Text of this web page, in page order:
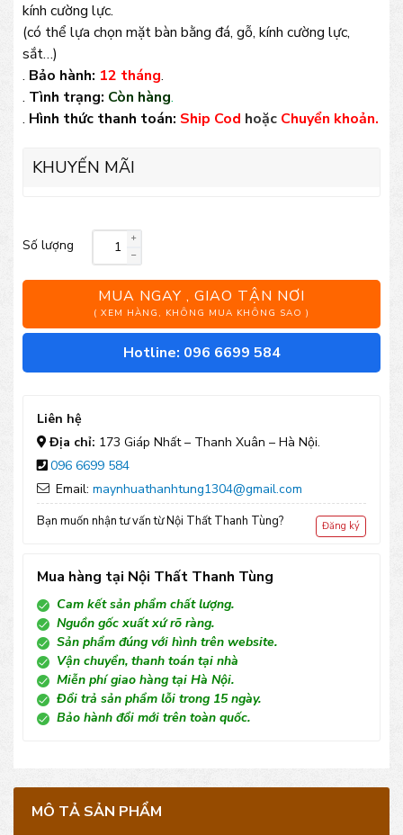
kính cường lực.
(có thể lựa chọn mặt bàn bằng đá, gỗ, kính cường lực,
sắt…)
. Bảo hành: 12 tháng.
. Tình trạng: Còn hàng.
. Hình thức thanh toán: Ship Cod hoặc Chuyển khoản.
KHUYẾN MÃI
Số lượng
Bàn
chân
sắt
thuật
số
lượng
MUA NGAY , GIAO TẬN NƠI
( XEM HÀNG, KHÔNG MUA KHÔNG SAO )
Hotline: 096 6699 584
Liên hệ
Địa chỉ: 173 Giáp Nhất – Thanh Xuân – Hà Nội.
096 6699 584
Email: maynhuathanhtung1304@gmail.com
Bạn muốn nhận tư vấn từ Nội Thất Thanh Tùng? Đăng ký
Mua hàng tại Nội Thất Thanh Tùng
Cam kết sản phẩm chất lượng.
Nguồn gốc xuất xứ rõ ràng.
Sản phẩm đúng với hình trên website.
Vận chuyển, thanh toán tại nhà
Miễn phí giao hàng tại Hà Nội.
Đổi trả sản phẩm lỗi trong 15 ngày.
Bảo hành đổi mới trên toàn quốc.
MÔ TẢ SẢN PHẨM